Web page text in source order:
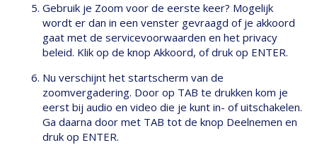
Gebruik je Zoom voor de eerste keer? Mogelijk
wordt er dan in een venster gevraagd of je akkoord
gaat met de servicevoorwaarden en het privacy
beleid. Klik op de knop Akkoord, of druk op ENTER.
Nu verschijnt het startscherm van de
zoomvergadering. Door op TAB te drukken kom je
eerst bij audio en video die je kunt in- of uitschakelen.
Ga daarna door met TAB tot de knop Deelnemen en
druk op ENTER.